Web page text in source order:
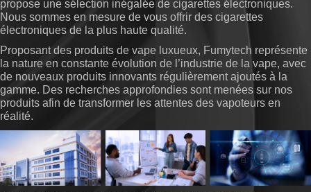
propose une sélection inégalée de cigarettes électroniques.
Nous sommes en mesure de vous offrir des cigarettes
électroniques de la plus haute qualité.
Proposant des produits de vape luxueux, Fumytech représente
la nature en constante évolution de l’industrie de la vape, avec
de nouveaux produits innovants régulièrement ajoutés à la
gamme. Des recherches approfondies sont menées sur nos
produits afin de transformer les attentes des vapoteurs en
réalité.